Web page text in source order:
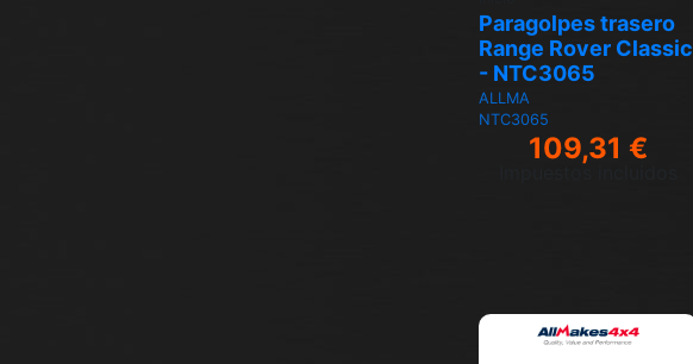
Paragolpes trasero
Range Rover Classic
- NTC3065
ALLMA
NTC3065
109,31 €
Impuestos incluidos